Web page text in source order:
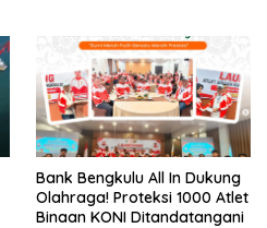
Bank Bengkulu All In Dukung
Olahraga! Proteksi 1000 Atlet
Binaan KONI Ditandatangani